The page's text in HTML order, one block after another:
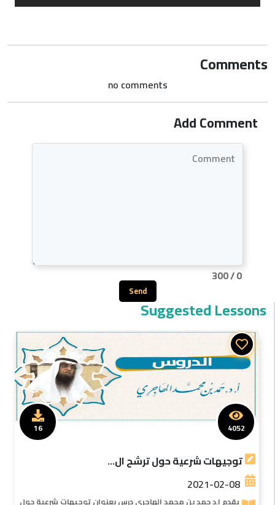
Comments
no comments
Add Comment
Send
0
/
300
Suggested Lessons
توجيهات شرعية حول ترشح ال...
2021-02-08
يقدم ا.د حمد بن محمد الهاجرى درس بعنوان توجيهات شرعية حول
4052
16